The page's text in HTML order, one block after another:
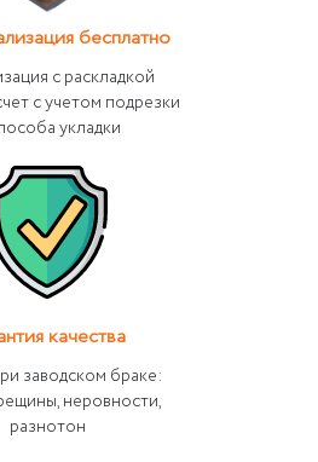
бесплатно
с раскладкой
с учетом подрезки
укладки
качества
заводском браке:
неровности,
разнотон